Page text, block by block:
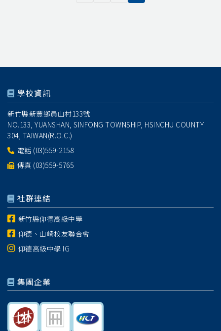
學校資訊
新竹縣新豐鄉員山村133號
NO.133, YUANSHAN, SINFONG TOWNSHIP, HSINCHU COUNTY
304, TAIWAN(R.O.C.)
電話 (03)559-2158
傳真 (03)559-5765
社群連結
新竹縣仰德高級中學
仰德、山崎校友聯合會
仰德高級中學 IG
集團企業